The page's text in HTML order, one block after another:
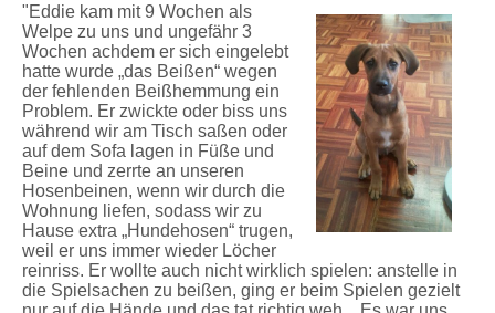
"Eddie kam mit 9 Wochen als
Welpe zu uns und ungefähr 3
Wochen achdem er sich eingelebt
hatte wurde „das Beißen“ wegen
der fehlenden Beißhemmung ein
Problem. Er zwickte oder biss uns
während wir am Tisch saßen oder
auf dem Sofa lagen in Füße und
Beine und zerrte an unseren
Hosenbeinen, wenn wir durch die
Wohnung liefen, sodass wir zu
Hause extra „Hundehosen“ trugen,
weil er uns immer wieder Löcher
reinriss. Er wollte auch nicht wirklich spielen: anstelle in
die Spielsachen zu beißen, ging er beim Spielen gezielt